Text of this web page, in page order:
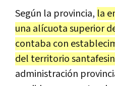
Según la provincia, la
una alícuota superior
contaba con
del territorio
administración